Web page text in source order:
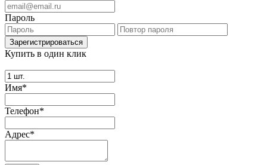
Пароль
Купить в один клик
Имя*
Телефон*
Адрес*